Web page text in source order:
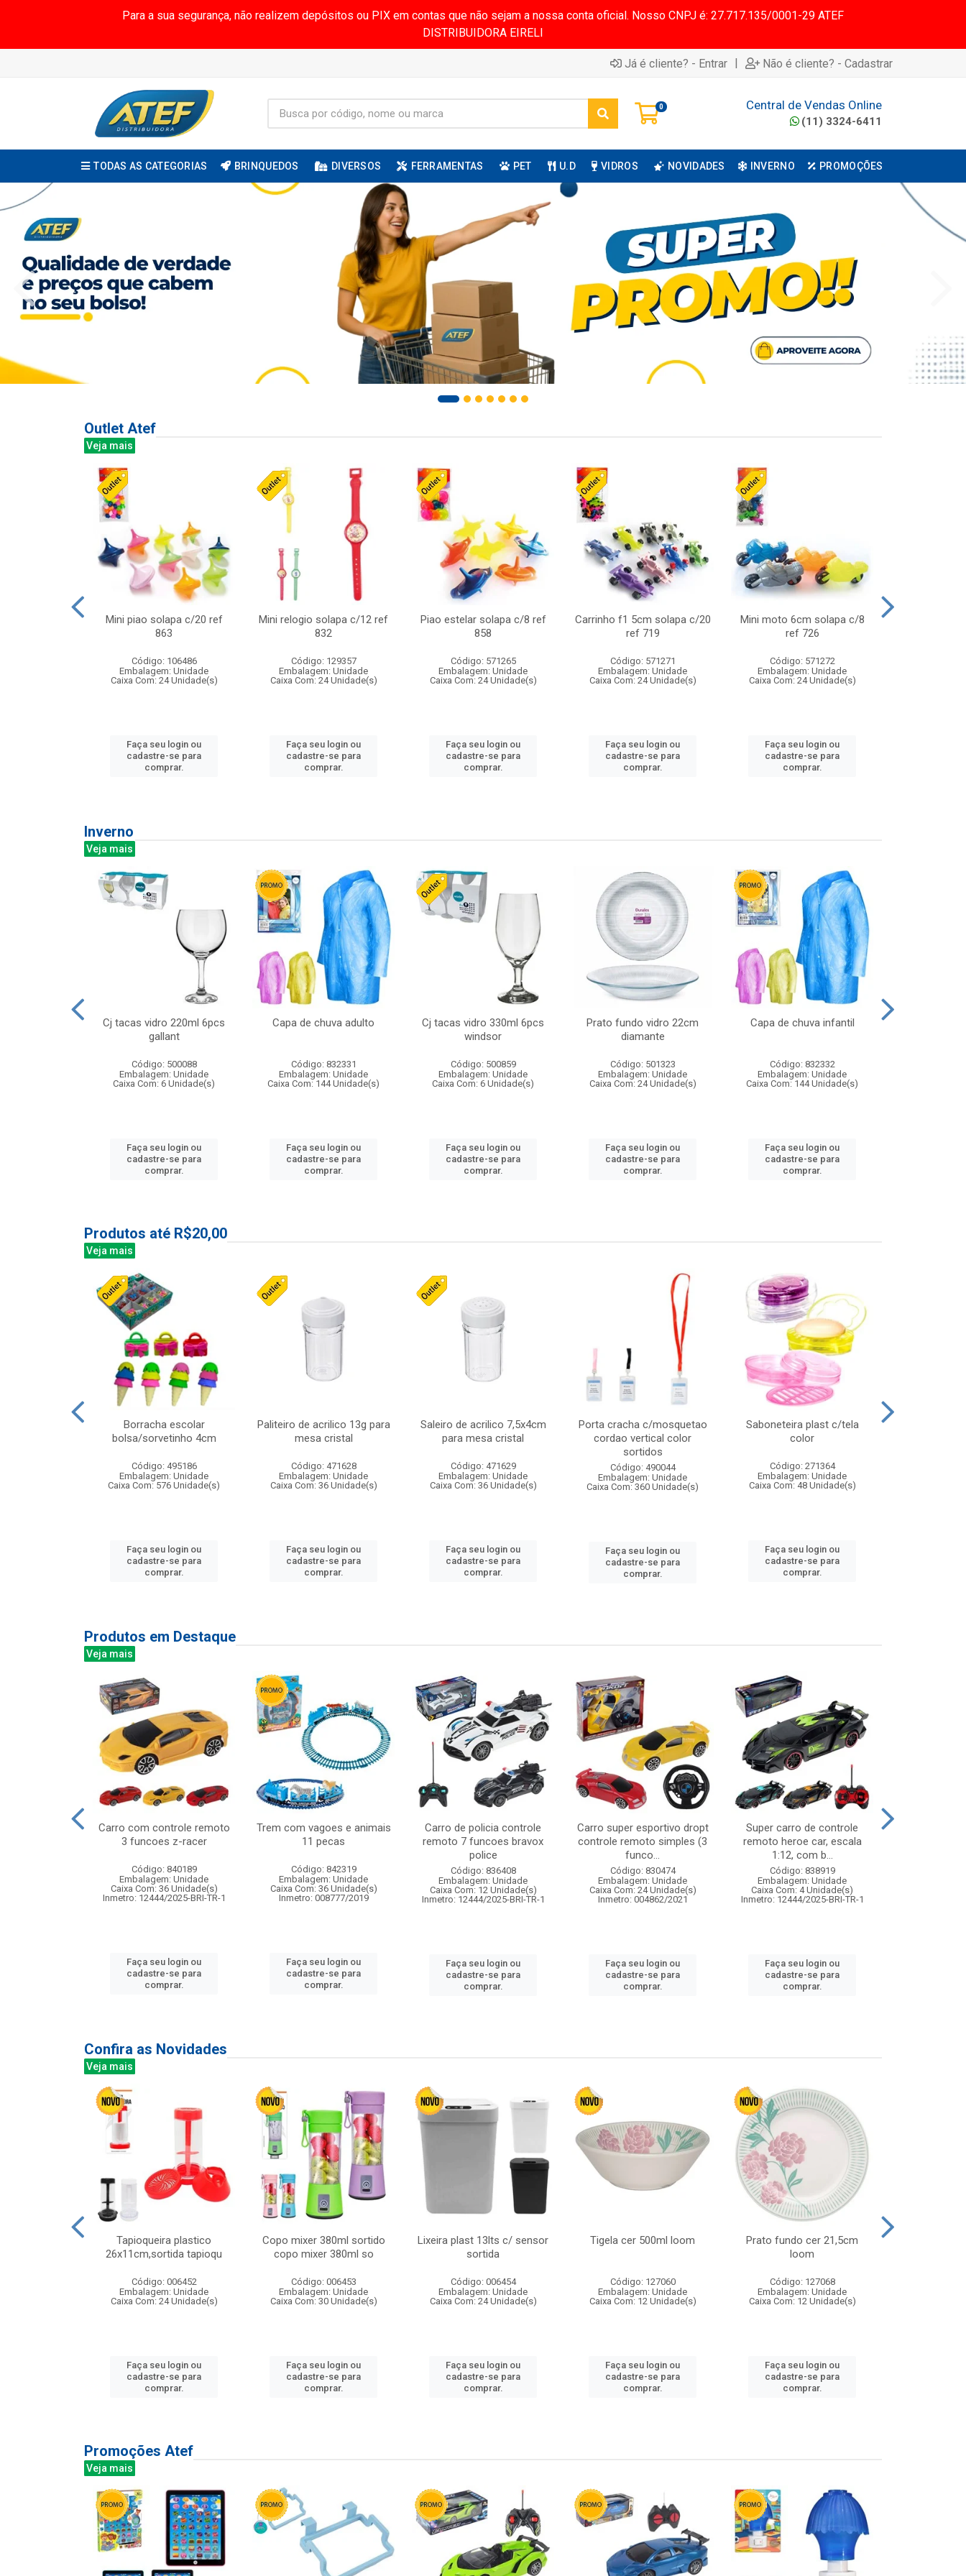
Para a sua segurança, não realizem depósitos ou PIX em contas que não sejam a nossa conta oficial. Nosso CNPJ é: 27.717.135/0001-29 ATEF
DISTRIBUIDORA EIRELI
Já é cliente? - Entrar | Não é cliente? - Cadastrar
0 Central de Vendas Online
(11) 3324-6411
TODAS AS CATEGORIAS BRINQUEDOS DIVERSOS FERRAMENTAS PET U.D VIDROS NOVIDADES INVERNO PROMOÇÕES
Outlet Atef
Veja mais
Mini piao solapa c/20 ref
863
Código: 106486
Embalagem: Unidade
Caixa Com: 24 Unidade(s)
Faça seu login ou
cadastre-se para
comprar.
Mini relogio solapa c/12 ref
832
Código: 129357
Embalagem: Unidade
Caixa Com: 24 Unidade(s)
Faça seu login ou
cadastre-se para
comprar.
Piao estelar solapa c/8 ref
858
Código: 571265
Embalagem: Unidade
Caixa Com: 24 Unidade(s)
Faça seu login ou
cadastre-se para
comprar.
Carrinho f1 5cm solapa c/20
ref 719
Código: 571271
Embalagem: Unidade
Caixa Com: 24 Unidade(s)
Faça seu login ou
cadastre-se para
comprar.
Mini moto 6cm solapa c/8
ref 726
Código: 571272
Embalagem: Unidade
Caixa Com: 24 Unidade(s)
Faça seu login ou
cadastre-se para
comprar.
Inverno
Veja mais
Cj tacas vidro 220ml 6pcs
gallant
Código: 500088
Embalagem: Unidade
Caixa Com: 6 Unidade(s)
Faça seu login ou
cadastre-se para
comprar.
Capa de chuva adulto
Código: 832331
Embalagem: Unidade
Caixa Com: 144 Unidade(s)
Faça seu login ou
cadastre-se para
comprar.
Cj tacas vidro 330ml 6pcs
windsor
Código: 500859
Embalagem: Unidade
Caixa Com: 6 Unidade(s)
Faça seu login ou
cadastre-se para
comprar.
Prato fundo vidro 22cm
diamante
Código: 501323
Embalagem: Unidade
Caixa Com: 24 Unidade(s)
Faça seu login ou
cadastre-se para
comprar.
Capa de chuva infantil
Código: 832332
Embalagem: Unidade
Caixa Com: 144 Unidade(s)
Faça seu login ou
cadastre-se para
comprar.
Produtos até R$20,00
Veja mais
Borracha escolar
bolsa/sorvetinho 4cm
Código: 495186
Embalagem: Unidade
Caixa Com: 576 Unidade(s)
Faça seu login ou
cadastre-se para
comprar.
Paliteiro de acrilico 13g para
mesa cristal
Código: 471628
Embalagem: Unidade
Caixa Com: 36 Unidade(s)
Faça seu login ou
cadastre-se para
comprar.
Saleiro de acrilico 7,5x4cm
para mesa cristal
Código: 471629
Embalagem: Unidade
Caixa Com: 36 Unidade(s)
Faça seu login ou
cadastre-se para
comprar.
Porta cracha c/mosquetao
cordao vertical color
sortidos
Código: 490044
Embalagem: Unidade
Caixa Com: 360 Unidade(s)
Faça seu login ou
cadastre-se para
comprar.
Saboneteira plast c/tela
color
Código: 271364
Embalagem: Unidade
Caixa Com: 48 Unidade(s)
Faça seu login ou
cadastre-se para
comprar.
Produtos em Destaque
Veja mais
Carro com controle remoto
3 funcoes z-racer
Código: 840189
Embalagem: Unidade
Caixa Com: 36 Unidade(s)
Inmetro: 12444/2025-BRI-TR-1
Faça seu login ou
cadastre-se para
comprar.
Trem com vagoes e animais
11 pecas
Código: 842319
Embalagem: Unidade
Caixa Com: 36 Unidade(s)
Inmetro: 008777/2019
Faça seu login ou
cadastre-se para
comprar.
Carro de policia controle
remoto 7 funcoes bravox
police
Código: 836408
Embalagem: Unidade
Caixa Com: 12 Unidade(s)
Inmetro: 12444/2025-BRI-TR-1
Faça seu login ou
cadastre-se para
comprar.
Carro super esportivo dropt
controle remoto simples (3
funco...
Código: 830474
Embalagem: Unidade
Caixa Com: 24 Unidade(s)
Inmetro: 004862/2021
Faça seu login ou
cadastre-se para
comprar.
Super carro de controle
remoto heroe car, escala
1:12, com b...
Código: 838919
Embalagem: Unidade
Caixa Com: 4 Unidade(s)
Inmetro: 12444/2025-BRI-TR-1
Faça seu login ou
cadastre-se para
comprar.
Confira as Novidades
Veja mais
Tapioqueira plastico
26x11cm,sortida tapioqu
Código: 006452
Embalagem: Unidade
Caixa Com: 24 Unidade(s)
Faça seu login ou
cadastre-se para
comprar.
Copo mixer 380ml sortido
copo mixer 380ml so
Código: 006453
Embalagem: Unidade
Caixa Com: 30 Unidade(s)
Faça seu login ou
cadastre-se para
comprar.
Lixeira plast 13lts c/ sensor
sortida
Código: 006454
Embalagem: Unidade
Caixa Com: 24 Unidade(s)
Faça seu login ou
cadastre-se para
comprar.
Tigela cer 500ml loom
Código: 127060
Embalagem: Unidade
Caixa Com: 12 Unidade(s)
Faça seu login ou
cadastre-se para
comprar.
Prato fundo cer 21,5cm
loom
Código: 127068
Embalagem: Unidade
Caixa Com: 12 Unidade(s)
Faça seu login ou
cadastre-se para
comprar.
Promoções Atef
Veja mais